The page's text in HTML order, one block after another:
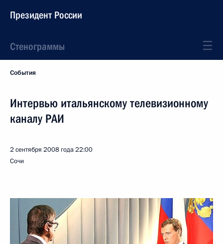
Президент России
Стенограммы
События
Интервью итальянскому телевизионному
каналу РАИ
2 сентября 2008 года22:00
Сочи